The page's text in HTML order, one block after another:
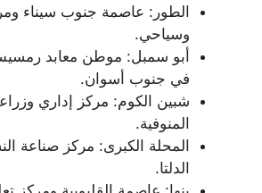
الطور: عاصمة جنوب سيناء
وسياحي.
أبو سمبل: موطن معابد
في جنوب أسوان.
شبين الكوم: مركز إداري
المنوفية.
المحلة الكبرى: مركز صناعة
الدلتا.